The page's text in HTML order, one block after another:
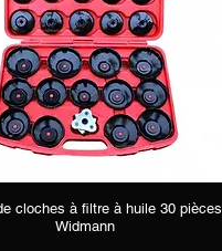
Vista rápida
cloches à filtre à huile 30 pièces
Widmann